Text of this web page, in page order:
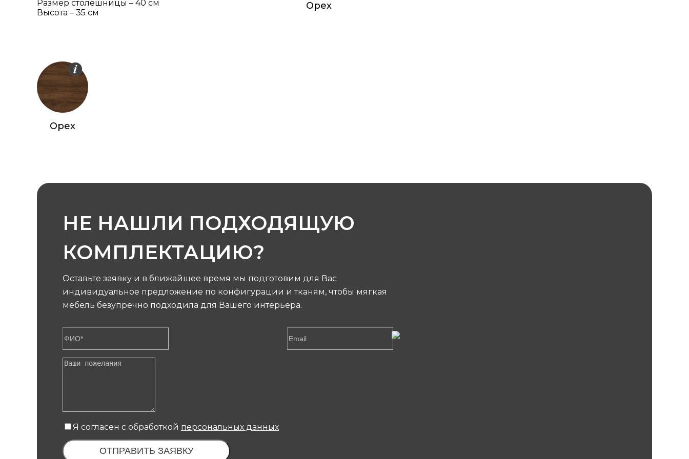
Размер столешницы – 40 см
Высота – 35 см
Орех
Орех
НЕ НАШЛИ ПОДХОДЯЩУЮ
КОМПЛЕКТАЦИЮ?
Оставьте заявку и в ближайшее время мы подготовим для Вас
индивидуальное предложение по конфигурации и тканям, чтобы мягкая
мебель безупречно подходила для Вашего интерьера.
Я согласен с обработкой персональных данных
ОТПРАВИТЬ ЗАЯВКУ